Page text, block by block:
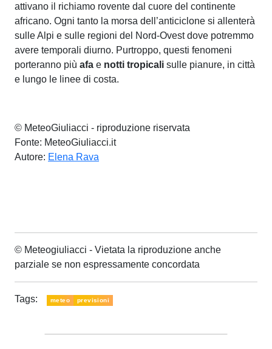
attivano il richiamo rovente dal cuore del continente
africano. Ogni tanto la morsa dell’anticiclone si allenterà
sulle Alpi e sulle regioni del Nord-Ovest dove potremmo
avere temporali diurno. Purtroppo, questi fenomeni
porteranno più afa e notti tropicali sulle pianure, in città
e lungo le linee di costa.
© MeteoGiuliacci - riproduzione riservata
Fonte: MeteoGiuliacci.it
Autore: Elena Rava
© Meteogiuliacci - Vietata la riproduzione anche
parziale se non espressamente concordata
Tags: meteo previsioni